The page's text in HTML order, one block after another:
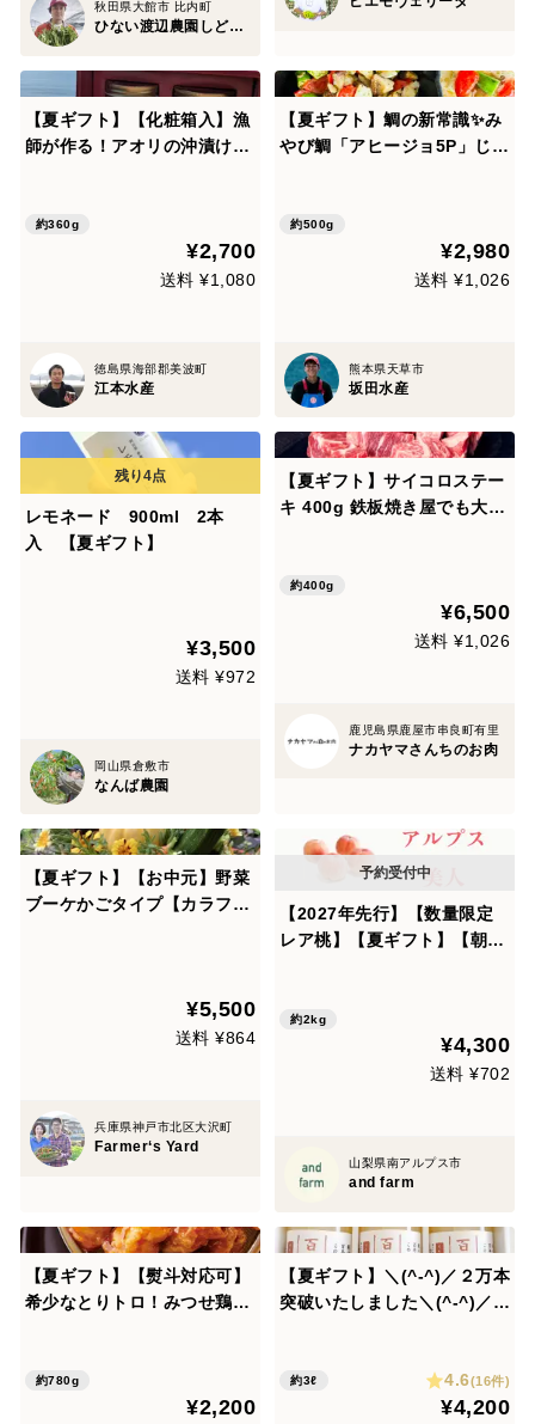
秋田県大館市 比内町
ひない渡辺農園しどけ村
【夏ギフト】【化粧箱入】漁
師が作る！アオリの沖漬けと
約360g
¥2,700
送料 ¥1,080
徳島県海部郡美波町
江本水産
【夏ギフト】鯛の新常識✨み
やび鯛「アヒージョ5P」じゅ
約500g
¥2,980
送料 ¥1,026
熊本県天草市
坂田水産
レモネード 900ml 2本
入 【夏ギフト】
¥3,500
送料 ¥972
岡山県倉敷市
なんば農園
【夏ギフト】サイコロステー
キ 400g 鉄板焼き屋でも大絶
約400g
¥6,500
送料 ¥1,026
鹿児島県鹿屋市串良町有里
ナカヤマさんちのお肉
【夏ギフト】【お中元】野菜
ブーケかごタイプ【カラフル
¥5,500
送料 ¥864
兵庫県神戸市北区大沢町
Farmer‘s Yard
【2027年先行】【数量限定
レア桃】【夏ギフト】【朝ど
桃 約2kg 約4~7玉
約2kg
¥4,300
送料 ¥702
山梨県南アルプス市
and farm
【夏ギフト】【熨斗対応可】
希少なとりトロ！みつせ鶏ど
約780g
¥2,200
【夏ギフト】＼(^-^)／２万本
突破いたしました＼(^-^)／
リットル 3本
約3ℓ 4.6(16件)
¥4,200